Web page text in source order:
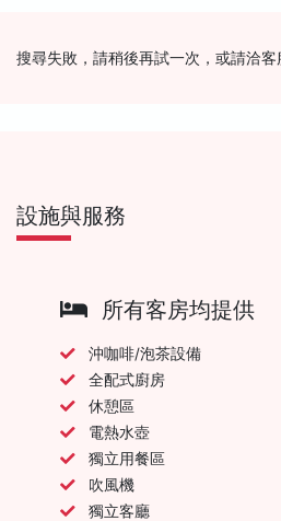
搜尋失敗，請稍後再試一次，或請洽客
設施與服務
所有客房均提供
沖咖啡/泡茶設備
全配式廚房
休憩區
電熱水壺
獨立用餐區
吹風機
獨立客廳